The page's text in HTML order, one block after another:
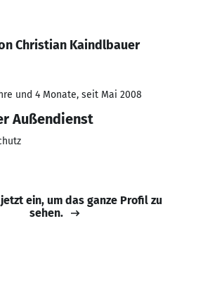
Christian Kaindlbauer
und 4 Monate, seit Mai 2008
Außendienst
ein, um das ganze Profil zu
sehen.